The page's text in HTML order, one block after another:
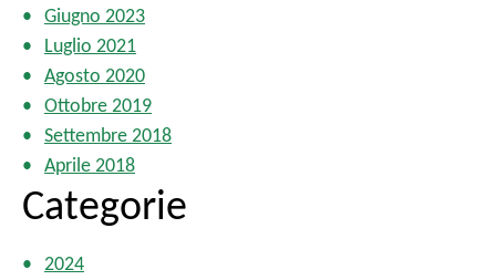
Giugno 2023
Luglio 2021
Agosto 2020
Ottobre 2019
Settembre 2018
Aprile 2018
Categorie
2024